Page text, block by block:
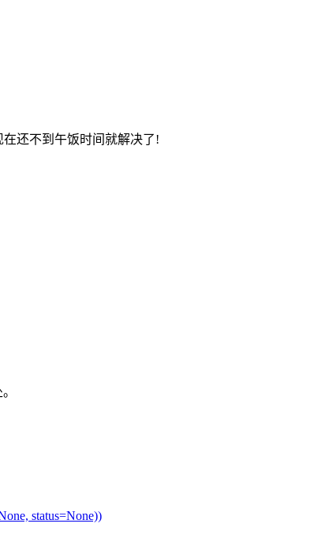
还不到午饭时间就解决了!
status=None))